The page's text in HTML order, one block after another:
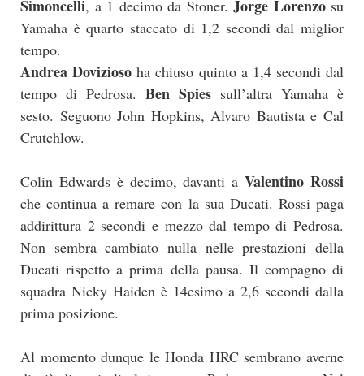
Simoncelli, a 1 decimo da Stoner. Jorge Lorenzosu
Yamaha è quarto staccato di 1,2 secondi dal miglior
tempo.
Andrea Dovizioso ha chiuso quinto a 1,4 secondi dal
tempo di Pedrosa. Ben Spies sull’altra Yamaha è
sesto. Seguono John Hopkins, Alvaro Bautista e Cal
Crutchlow.
Colin Edwards è decimo, davanti aValentino Rossi
che continua a remare con la sua Ducati. Rossi paga
addirittura 2 secondi e mezzo dal tempo di Pedrosa.
Non sembra cambiato nulla nelle prestazioni della
Ducati rispetto a prima della pausa. Il compagno di
squadra Nicky Haiden è 14esimo a 2,6 secondi dalla
prima posizione.
Al momento dunque le Honda HRC sembrano averne